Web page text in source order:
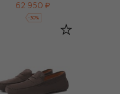
62 950 ₽
-30%